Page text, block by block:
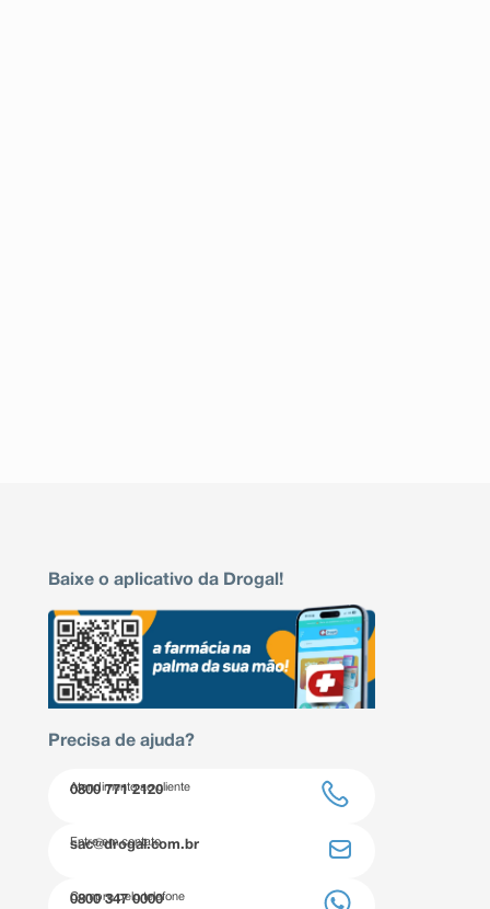
Baixe o aplicativo da Drogal!
Precisa de ajuda?
Atendimento ao cliente
0800 771 2120
Entre em contato
sac@drogal.com.br
Compre pelo telefone
0800 347 0000